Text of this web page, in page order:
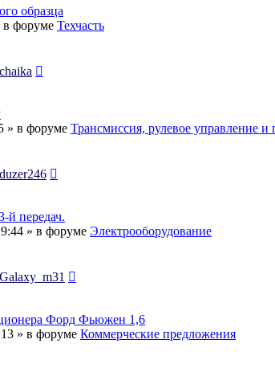
образца
в форуме Техчасть
chaika
» в форуме Трансмиссия, рулевое управление и
duzer246
передач.
» в форуме Электрооборудование
Galaxy_m31
Форд Фьюжен 1,6
» в форуме Коммерческие предложения